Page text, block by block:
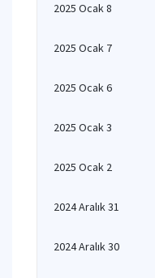
2025 Ocak 8
2025 Ocak 7
2025 Ocak 6
2025 Ocak 3
2025 Ocak 2
2024 Aralık 31
2024 Aralık 30